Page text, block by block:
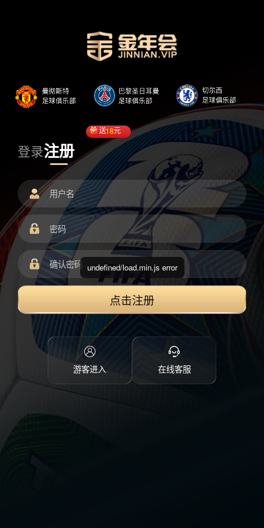
登录注册
送18元
点击注册
游客进入 在线客服
undefined/load.min.js error